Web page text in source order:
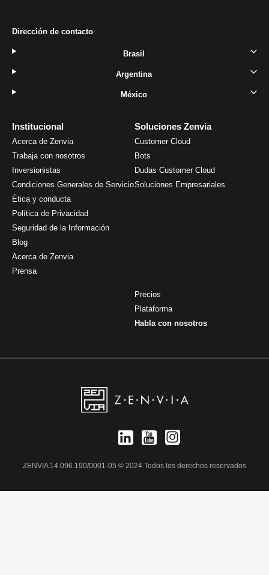
Institucional
Acerca de Zenvia
Trabaja con nosotros
Inversionistas
Condiciones Generales de Servicio
Ética y conducta
Política de Privacidad
Seguridad de la Información
Blog
Acerca de Zenvia
Prensa
Soluciones Zenvia
Customer Cloud
Bots
Dudas Customer Cloud
Soluciones Empresariales
Precios
Plataforma
Habla con nosotros
Dirección de contacto
Brasil
Argentina
México
ZENVIA 14.096.190/0001-05 © 2024 Todos los derechos reservados